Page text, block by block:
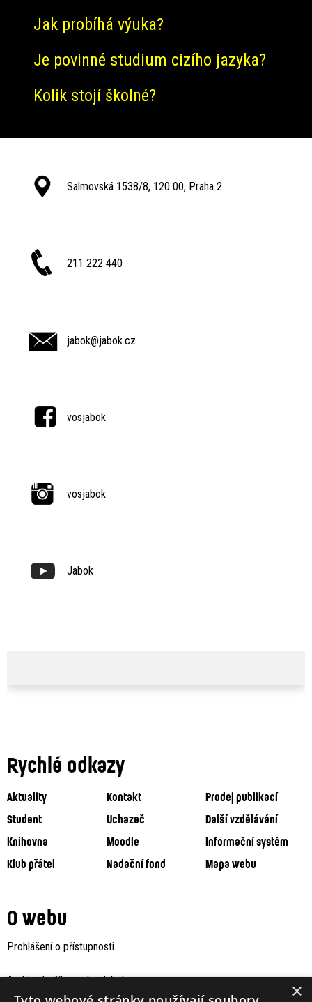
Jak probíhá výuka?
Je povinné studium cizího jazyka?
Kolik stojí školné?
Salmovská 1538/8, 120 00, Praha 2
211 222 440
jabok@jabok.cz
vosjabok
vosjabok
Jabok
Rychlé odkazy
Aktuality Kontakt
Prodej publikací
Student
Uchazeč
Další vzdělávání
Knihovna
Moodle
Informační systém
Klub přátel
Nadační fond Mapa webu
O webu
Prohlášení o přístupnosti
Archiv staršího webu Jaboku ×